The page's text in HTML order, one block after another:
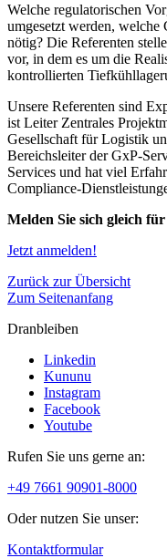
Welche regulatorischen
umgesetzt werden,
nötig? Die Referenten
vor, in dem es um die
kontrollierten
Unsere Referenten sind
ist Leiter Zentrales
Gesellschaft für Logistik
Bereichsleiter der GxP-
Services und hat viel
Compliance-
Melden Sie sich gleich
Jetzt anmelden!
Zurück zur Übersicht
Zum Seitenanfang
Dranbleiben
Linkedin
Kununu
Instagram
Facebook
Youtube
Rufen Sie uns gerne an:
+49 7661 90901-8000
Oder nutzen Sie unser:
Kontaktformular